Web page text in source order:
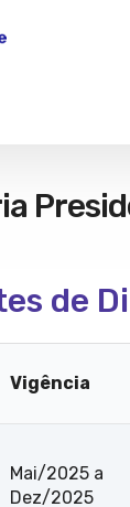
de
Vigência
Mai/2025 a
Dez/2025